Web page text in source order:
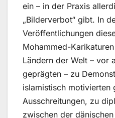
ein – in der Praxis
„Bilderverbot“ gibt. In
Veröffentlichungen
Mohammed-
Ländern der Welt – vor
geprägten – zu
islamistisch motivierten
Ausschreitungen, zu
zwischen der